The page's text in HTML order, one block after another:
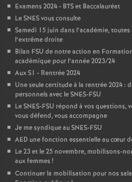
Examens 2024 - BTS et Baccalauréat
Le SNES vous consulte
Samedi 15 juin dans l’académie,
l’extrême droite
Bilan FSU de notre action en
académique pour l’année 2023/24
Aux S1 - Rentrée 2024
Une seule certitude à la rentrée 2024 :
personnels avec le SNES-FSU
Le SNES-FSU répond à vos questions,
vous défend, vous accompagne
Je me syndique au SNES-FSU
AED une fonction essentielle au cœur
Le 23 et le 25 novembre, mobilisons-
aux femmes !
Continuer la mobilisation pour nos